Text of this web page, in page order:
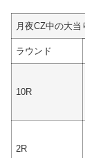
月夜CZ中の大
ラウンド
10R
2R